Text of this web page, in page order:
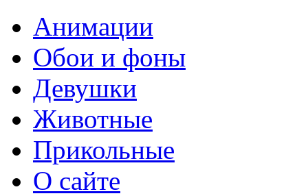
Анимации
Обои и фоны
Девушки
Животные
Прикольные
О сайте